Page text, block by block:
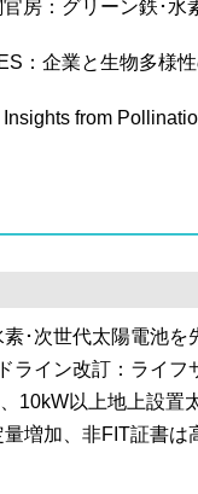
官房：グリーン鉄･水
：企業と生物多様
Insights from
･次世代太陽電池を
ライン改訂：ライフ
10kW以上地上設置
増加、非FIT証書は